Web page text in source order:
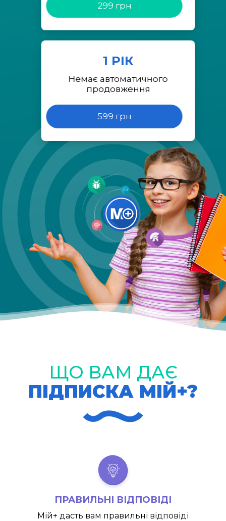
299 грн
1 РІК
Немає автоматичного
продовження
599 грн
ЩО ВАМ ДАЄ
ПІДПИСКА МІЙ+?
ПРАВИЛЬНІ ВІДПОВІДІ
Мій+ дасть вам правильні відповіді